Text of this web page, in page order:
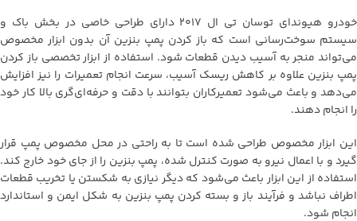
خودرو هیوندای توسان تی ال 2017 دارای طراحی خاصی در بخش باک و
سیستم سوخت‌رسانی است که باز کردن پمپ بنزین آن بدون ابزار مخصوص
می‌تواند منجر به آسیب دیدن قطعات شود. استفاده از ابزار تخصصی باز کردن
پمپ بنزین علاوه بر کاهش ریسک آسیب، سرعت انجام تعمیرات را نیز افزایش
می‌دهد و باعث می‌شود تعمیرکاران بتوانند با دقت و حرفه‌ای‌گری بالا کار خود
را انجام دهند.
این ابزار مخصوص طراحی شده است تا به راحتی در محل مخصوص پمپ قرار
گیرد و با اعمال نیرو به صورت کنترل شده، پمپ بنزین را از جای خود خارج کند.
استفاده از این ابزار باعث می‌شود که دیگر نیازی به شکستن یا تخریب قطعات
اطراف نباشد و فرآیند باز و بسته کردن پمپ بنزین به شکل ایمن و استاندارد
انجام شود.